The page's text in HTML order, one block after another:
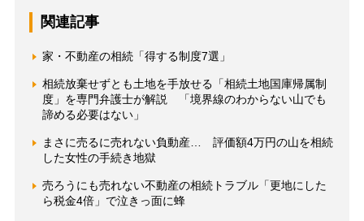
関連記事
家・不動産の相続「得する制度7選」
相続放棄せずとも土地を手放せる「相続土地国庫帰属制
度」を専門弁護士が解説 「境界線のわからない山でも
諦める必要はない」
まさに売るに売れない負動産… 評価額4万円の山を相続
した女性の手続き地獄
売ろうにも売れない不動産の相続トラブル「更地にした
ら税金4倍」で泣きっ面に蜂